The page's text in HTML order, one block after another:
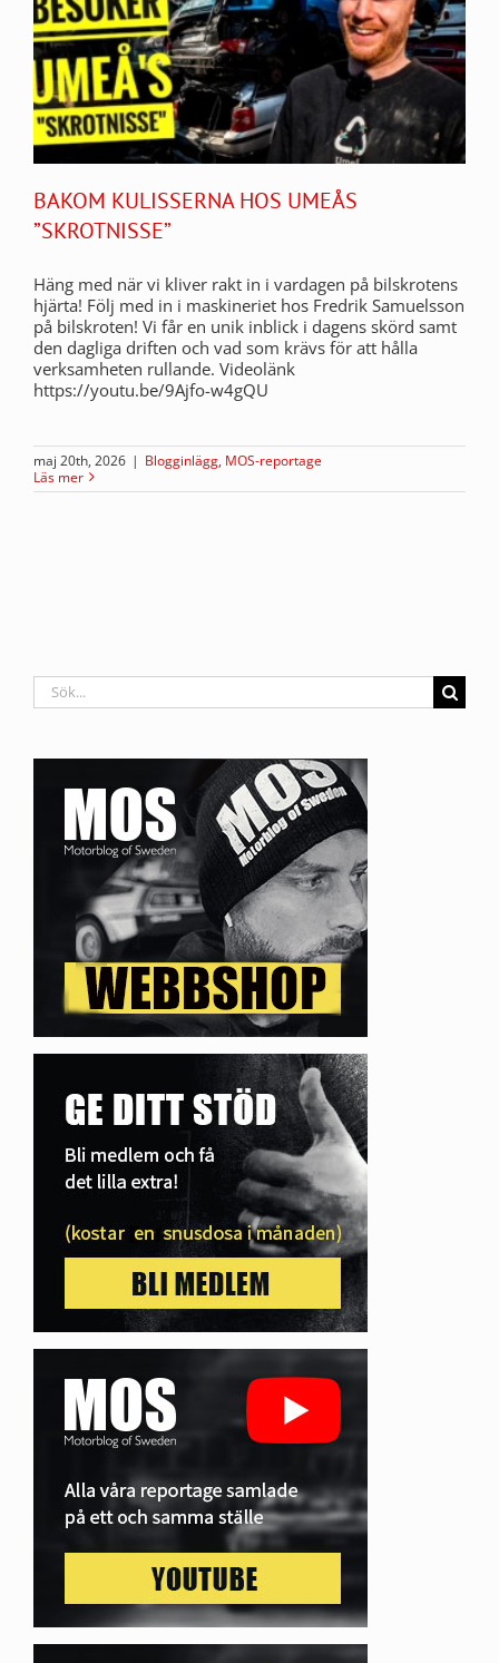
BAKOM KULISSERNA HOS UMEÅS
”SKROTNISSE”
Häng med när vi kliver rakt in i vardagen på bilskrotens
hjärta! Följ med in i maskineriet hos Fredrik Samuelsson
på bilskroten! Vi får en unik inblick i dagens skörd samt
den dagliga driften och vad som krävs för att hålla
verksamheten rullande. Videolänk
https://youtu.be/9Ajfo-w4gQU
maj 20th, 2026 | Blogginlägg, MOS-reportage
Läs mer
Sök
efter: